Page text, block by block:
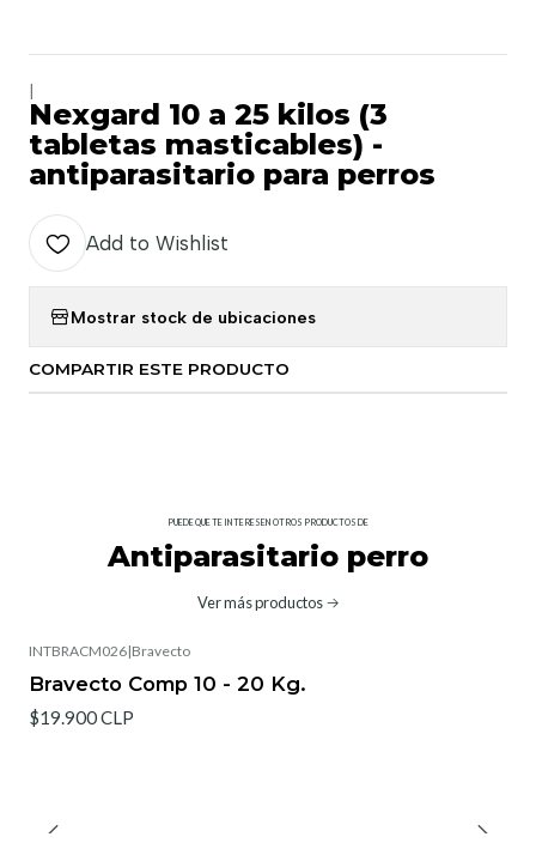
Nexgard 10 a 25 kilos (3
tabletas masticables) -
antiparasitario para perros
Add to Wishlist
Mostrar stock de ubicaciones
COMPARTIR ESTE PRODUCTO
PUEDE QUE TE INTERESEN OTROS PRODUCTOS DE
Antiparasitario perro
Ver más productos
INTBRACM026|Bravecto
Bravecto Comp 10 - 20 Kg.
$19.900 CLP